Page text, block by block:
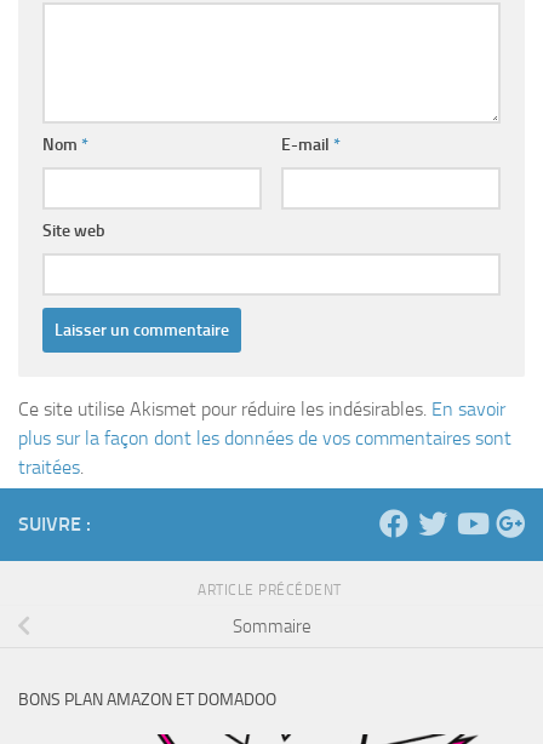
Nom * E-mail *
Site web
Ce site utilise Akismet pour réduire les indésirables. En savoir
plus sur la façon dont les données de vos commentaires sont
traitées.
SUIVRE :
ARTICLE PRÉCÉDENT
Sommaire
BONS PLAN AMAZON ET DOMADOO